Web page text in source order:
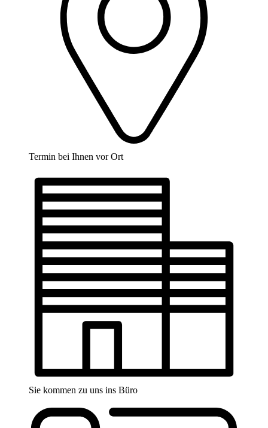
Termin bei Ihnen vor Ort
Sie kommen zu uns ins Büro